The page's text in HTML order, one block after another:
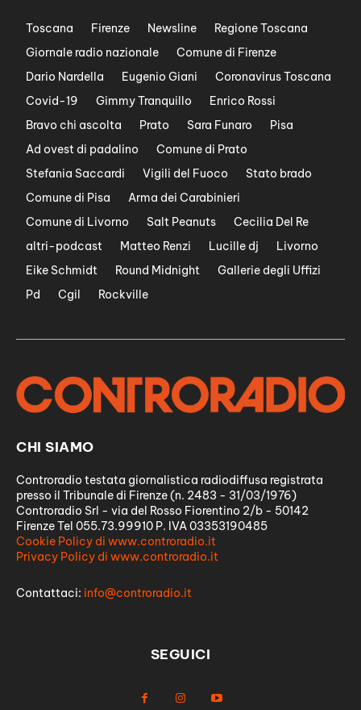
Toscana Firenze Newsline
Regione Toscana
Giornale radio nazionale
Comune di Firenze
Dario Nardella
Eugenio Giani
Coronavirus Toscana
Covid-19
Gimmy Tranquillo
Enrico Rossi
Bravo chi ascolta
Prato Sara Funaro
Pisa
Ad ovest di padalino
Comune di Prato
Stefania Saccardi
Vigili del Fuoco
Stato brado
Comune di Pisa
Arma dei Carabinieri
Comune di Livorno
Salt Peanuts
Cecilia Del Re
altri-podcast
Matteo Renzi Lucille dj
Livorno
Eike Schmidt
Round Midnight
Gallerie degli Uffizi
Pd
Cgil Rockville
CHI SIAMO
Controradio testata giornalistica radiodiffusa registrata
presso il Tribunale di Firenze (n. 2483 - 31/03/1976)
Controradio Srl - via del Rosso Fiorentino 2/b - 50142
Firenze Tel 055.73.99910 P. IVA 03353190485
Cookie Policy di www.controradio.it
Privacy Policy di www.controradio.it
Contattaci: info@controradio.it
SEGUICI